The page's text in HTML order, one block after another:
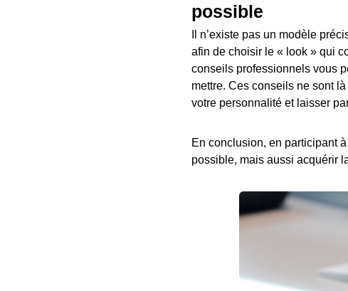
possible
Il n’existe pas un modèle
afin de choisir le « look » qui
conseils professionnels vous
mettre. Ces conseils ne sont
votre personnalité et laisser
En conclusion, en participant
possible, mais aussi acquérir